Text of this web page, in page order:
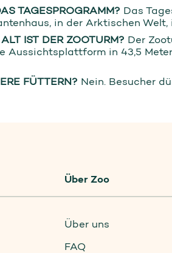
TAGESPROGRAMM? Das
in der Arktischen
IST DER ZOOTURM? Der
Aussichtsplattform in 43,5
FÜTTERN? Nein. Besucher
Über Zoo
Über uns
FAQ